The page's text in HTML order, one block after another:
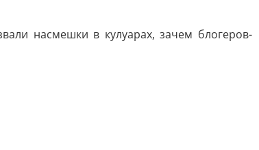
насмешки в кулуарах, зачем блогеров-